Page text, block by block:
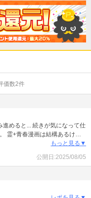
価数2件
めると... 続きが気になって仕
霊+青春漫画は結構あるけ
一人一人が魅力があるのも良
す。
もっと見る▼
公開日:2025/08/05